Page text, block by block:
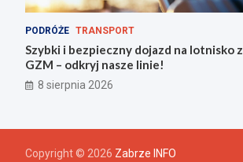
PODRÓŻE TRANSPORT
Szybki i bezpieczny dojazd na lotnisko z
GZM – odkryj nasze linie!
8 sierpnia 2026
Copyright © 2026 Zabrze INFO